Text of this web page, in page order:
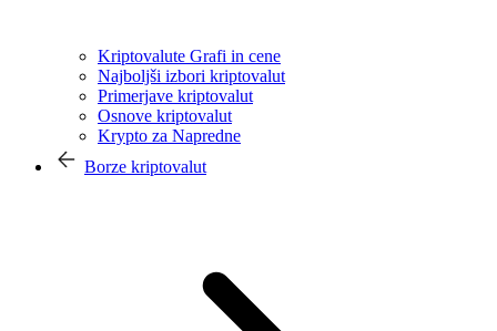
Kriptovalute Grafi in cene
Najboljši izbori kriptovalut
Primerjave kriptovalut
Osnove kriptovalut
Krypto za Napredne
Borze kriptovalut